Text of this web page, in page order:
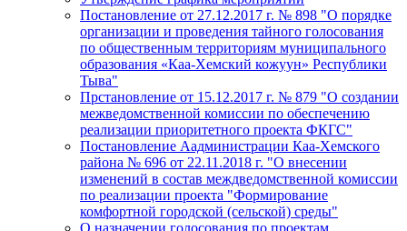
Постановление от 27.12.2017 г. № 898 "О порядке
организации и проведения тайного голосования
по общественным территориям муниципального
образования «Каа-Хемский кожуун» Республики
Тыва"
Прстановление от 15.12.2017 г. № 879 "О создании
межведомственной комиссии по обеспечению
реализации приоритетного проекта ФКГС"
Постановление Аадминистрации Каа-Хемского
района № 696 от 22.11.2018 г. "О внесении
изменений в состав междведомственной комиссии
по реализации проекта "Формирование
комфортной городской (сельской) среды"
О назначении голосования по проектам